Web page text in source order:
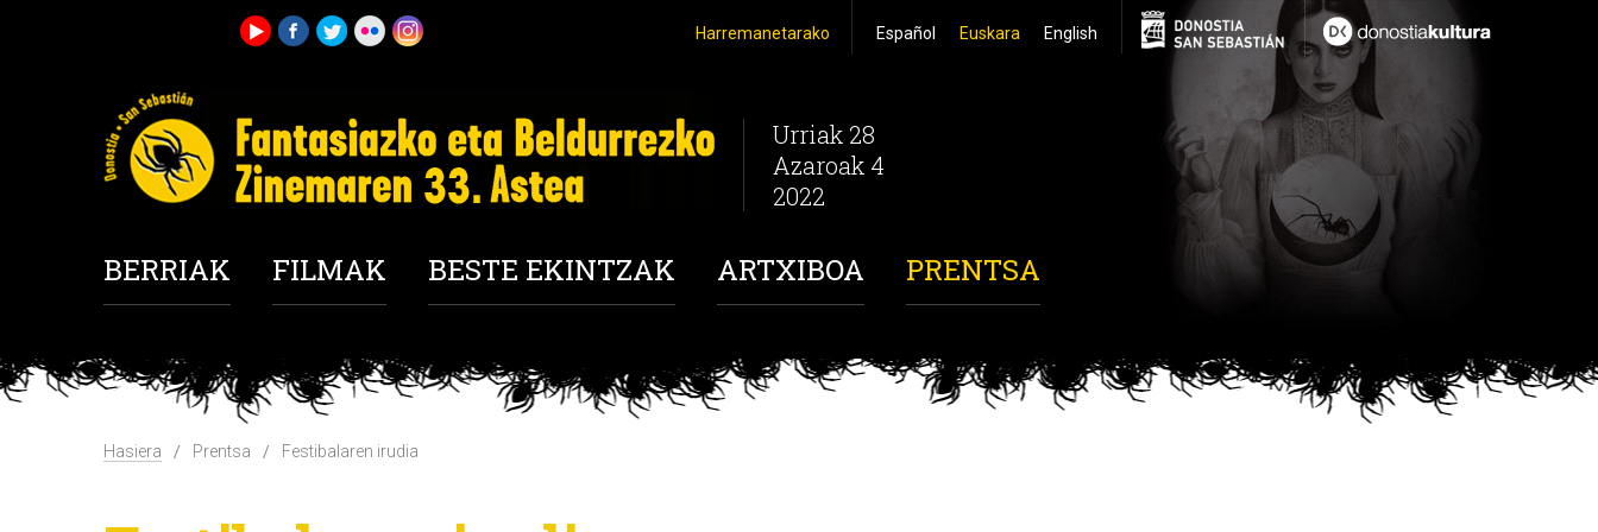
Español Euskara English
Harremanetarako
Urriak 28
Azaroak 4
2022
BERRIAK FILMAK BESTE EKINTZAK ARTXIBOA PRENTSA
Hasiera Prentsa Festibalaren irudia